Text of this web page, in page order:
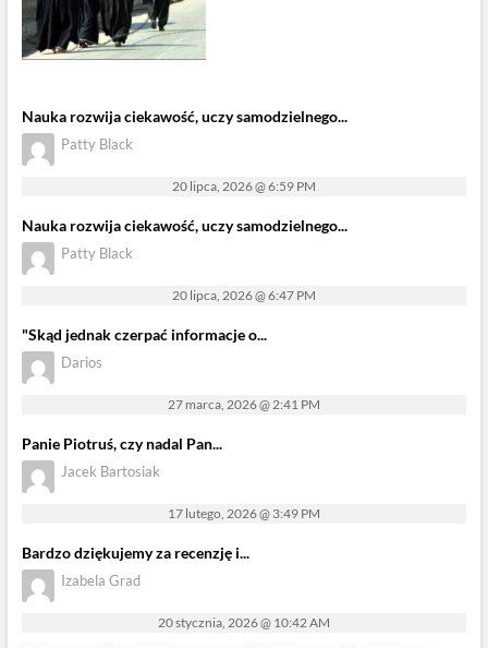
Nauka rozwija ciekawość, uczy samodzielnego...
Patty Black
20 lipca, 2026 @ 6:59 PM
Nauka rozwija ciekawość, uczy samodzielnego...
Patty Black
20 lipca, 2026 @ 6:47 PM
"Skąd jednak czerpać informacje o...
Darios
27 marca, 2026 @ 2:41 PM
Panie Piotruś, czy nadal Pan...
Jacek Bartosiak
17 lutego, 2026 @ 3:49 PM
Bardzo dziękujemy za recenzję i...
Izabela Grad
20 stycznia, 2026 @ 10:42 AM